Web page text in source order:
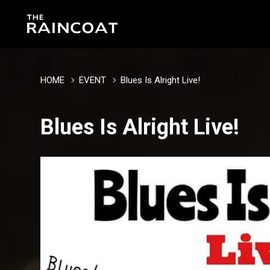
HOME EVENT Blues Is Alright Live!
Blues Is Alright Live!